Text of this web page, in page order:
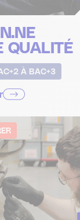
QUALITÉ
À BAC+3